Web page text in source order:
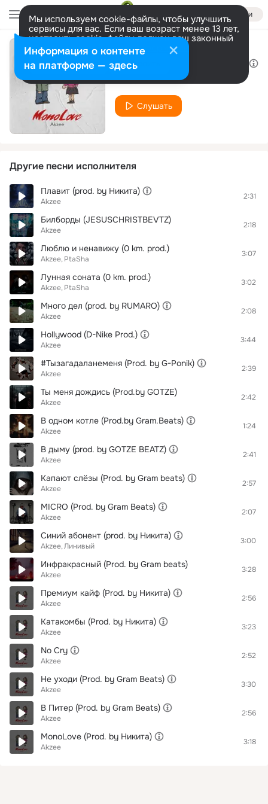
Войти
Мы используем cookie-файлы, чтобы улучшить
сервисы для вас. Если ваш возраст менее 13 лет,
настроить cookie-файлы должен ваш законный
представитель. Больше информации
Разрешить все Настроить
Akzee
Слушать
Другие песни исполнителя
Плавит (prod. by Никита)
Akzee
2:31
Билборды (JESUSCHRISTBEVTZ)
Akzee
2:18
Люблю и ненавижу (0 km. prod.)
Akzee PtaSha
3:07
Лунная соната (0 km. prod.)
Akzee PtaSha
3:02
Много дел (prod. by RUMARO)
Akzee
2:08
Hollywood (D-Nike Prod.)
Akzee
3:44
#Тызагадаланеменя (Prod. by G-Ponik)
Akzee
2:39
Ты меня дождись (Prod.by GOTZE)
Akzee
2:42
В одном котле (Prod.by Gram.Beats)
Akzee
1:24
В дыму (prod. by GOTZE BEATZ)
Akzee
2:41
Капают слёзы (Prod. by Gram beats)
Akzee
2:57
MICRO (Prod. by Gram Beats)
Akzee
2:07
Синий абонент (prod. by Никита)
Akzee Линивый
3:00
Инфракрасный (Prod. by Gram beats)
Akzee
3:28
Премиум кайф (Prod. by Никита)
Akzee
2:56
Катакомбы (Prod. by Никита)
Akzee
3:23
No Cry
Akzee
2:52
Не уходи (Prod. by Gram Beats)
Akzee
3:30
В Питер (Prod. by Gram Beats)
Akzee
2:56
MonoLove (Prod. by Никита)
Akzee
3:18
Информация о контенте
на платформе — здесь